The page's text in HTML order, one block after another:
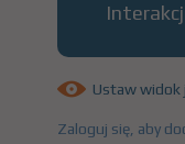
Ustaw widok
Zaloguj się, aby